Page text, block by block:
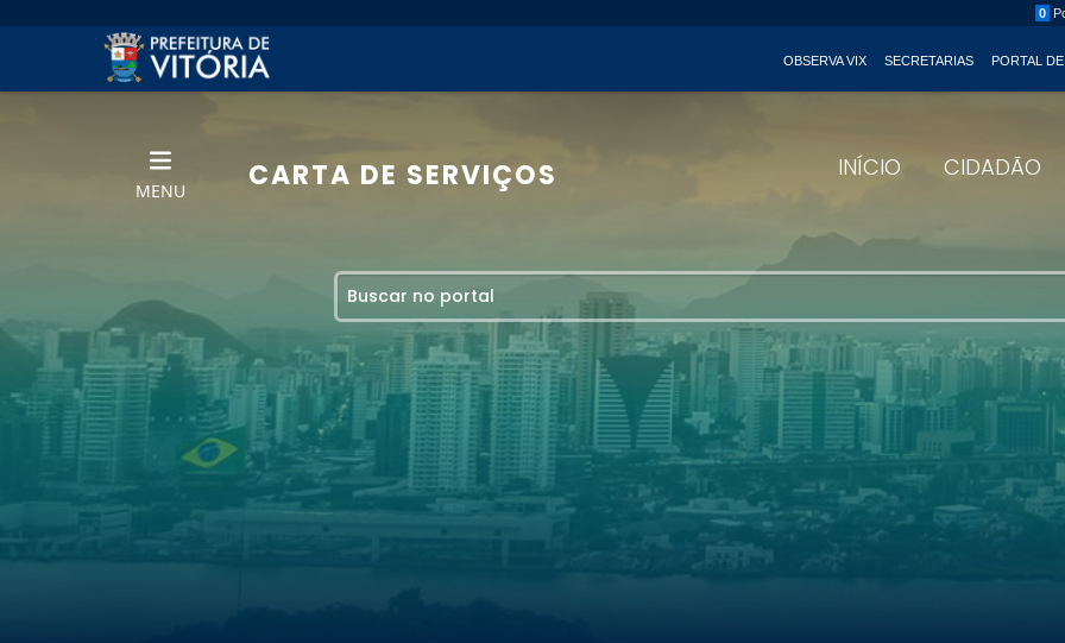
0
OBSERVA VIX SECRETARIAS PORTAL
MENU CARTA DE SERVIÇOS INÍCIO CIDADÃO